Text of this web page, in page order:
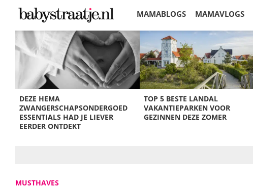
MAMABLOGS MAMAVLOGS
KORTINGEN
DEZE HEMA
ZWANGERSCHAPSONDERGOED
ESSENTIALS HAD JE LIEVER
EERDER ONTDEKT
TOP 5 BESTE LANDAL
VAKANTIEPARKEN VOOR
GEZINNEN DEZE ZOMER
MUSTHAVES